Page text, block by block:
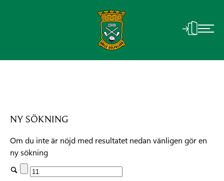
NY SÖKNING
Om du inte är nöjd med resultatet nedan vänligen gör en
ny sökning